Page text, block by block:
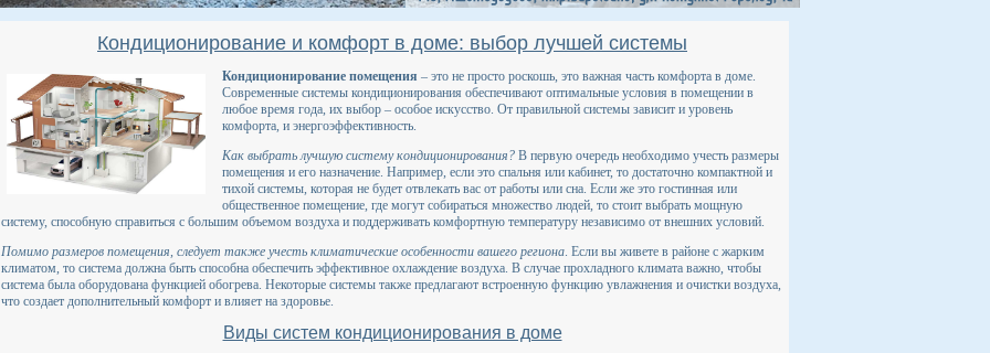
Кондиционирование и комфорт в доме: выбор лучшей системы
Кондиционирование помещения – это не просто роскошь, это важная часть комфорта в доме.
Современные системы кондиционирования обеспечивают оптимальные условия в помещении в
любое время года, их выбор – особое искусство. От правильной системы зависит и уровень
комфорта, и энергоэффективность.
Как выбрать лучшую систему кондиционирования? В первую очередь необходимо учесть размеры
помещения и его назначение. Например, если это спальня или кабинет, то достаточно компактной и
тихой системы, которая не будет отвлекать вас от работы или сна. Если же это гостинная или
общественное помещение, где могут собираться множество людей, то стоит выбрать мощную
систему, способную справиться с большим объемом воздуха и поддерживать комфортную температуру независимо от внешних условий.
Помимо размеров помещения, следует также учесть климатические особенности вашего региона. Если вы живете в районе с жарким
климатом, то система должна быть способна обеспечить эффективное охлаждение воздуха. В случае прохладного климата важно, чтобы
система была оборудована функцией обогрева. Некоторые системы также предлагают встроенную функцию увлажнения и очистки воздуха,
что создает дополнительный комфорт и влияет на здоровье.
Виды систем кондиционирования в доме